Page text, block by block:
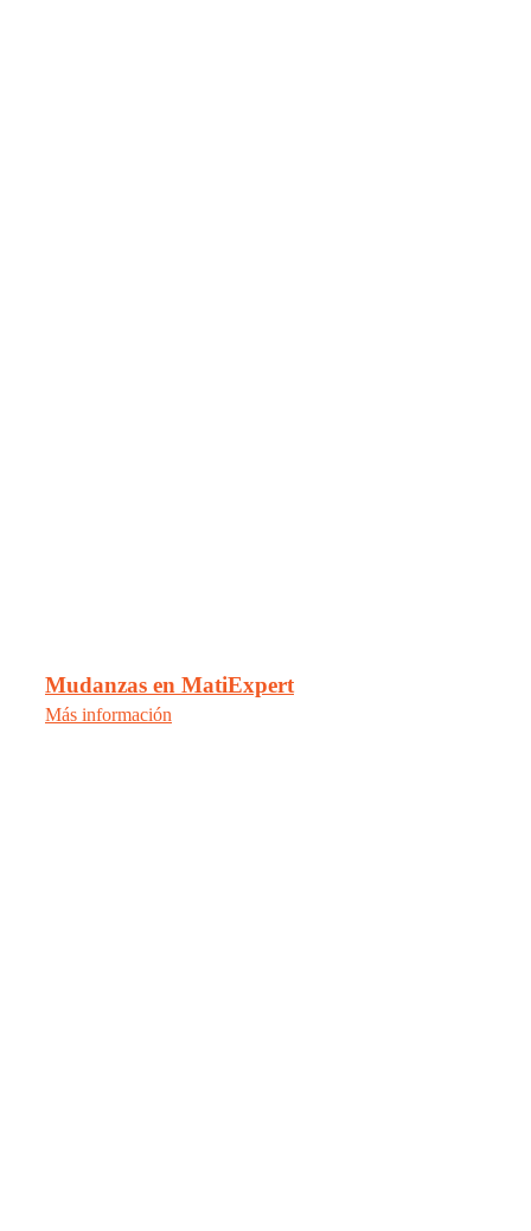
Mudanzas en MatiExpert
Más información